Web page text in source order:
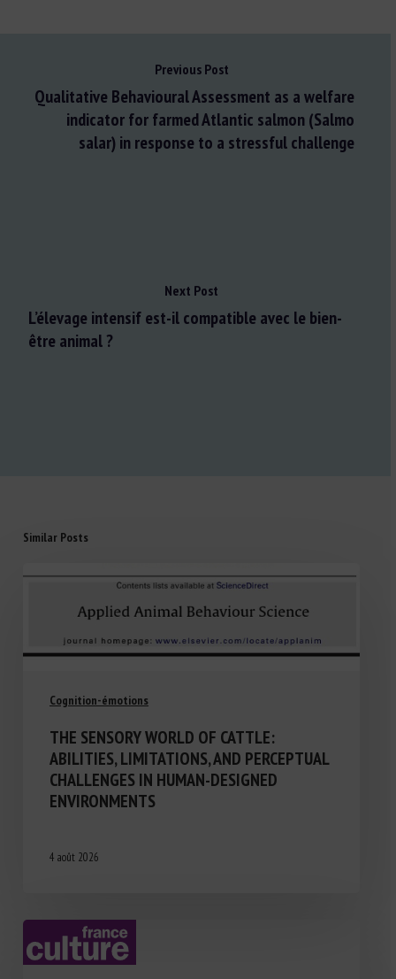
Previous Post
Qualitative Behavioural Assessment as a welfare
indicator for farmed Atlantic salmon (Salmo
salar) in response to a stressful challenge
Next Post
L’élevage intensif est-il compatible avec le bien-
être animal ?
Similar Posts
Cognition-émotions
THE SENSORY WORLD OF CATTLE:
ABILITIES, LIMITATIONS, AND PERCEPTUAL
CHALLENGES IN HUMAN-DESIGNED
ENVIRONMENTS
4 août 2026